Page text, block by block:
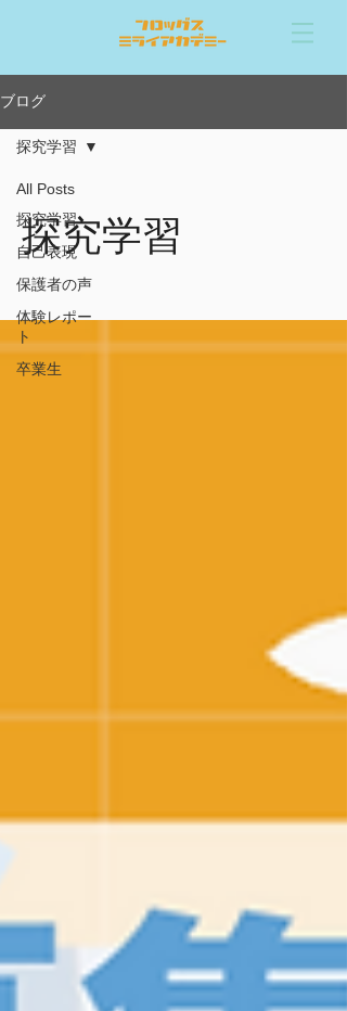
ブログ
All Posts
探究学習
自己表現
保護者の声
体験レポー
ト
卒業生
探究学習
探究学習